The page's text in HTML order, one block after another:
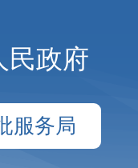
民政府
服务局